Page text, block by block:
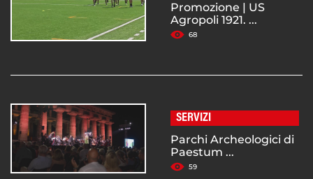
Promozione | US
Agropoli 1921. ...
68
SERVIZI
Parchi Archeologici di
Paestum ...
59